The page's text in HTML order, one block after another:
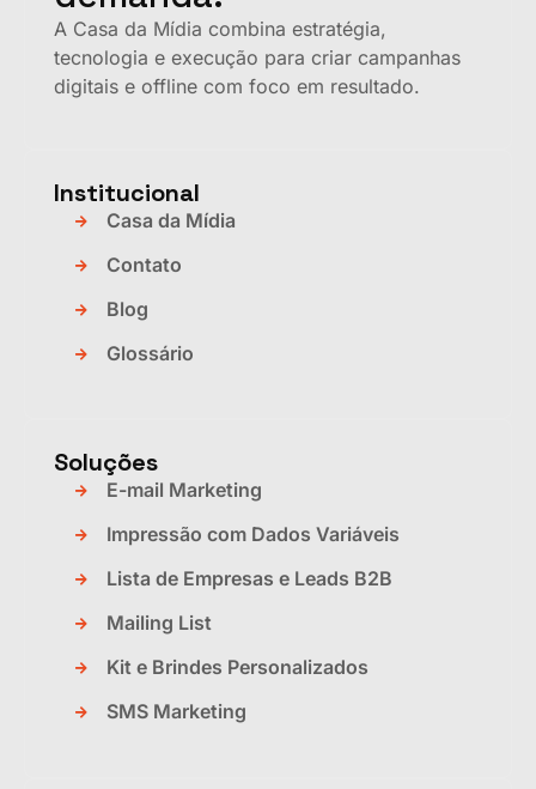
A Casa da Mídia combina estratégia,
tecnologia e execução para criar campanhas
digitais e offline com foco em resultado.
Institucional
Casa da Mídia
Contato
Blog
Glossário
Soluções
E-mail Marketing
Impressão com Dados Variáveis
Lista de Empresas e Leads B2B
Mailing List
Kit e Brindes Personalizados
SMS Marketing